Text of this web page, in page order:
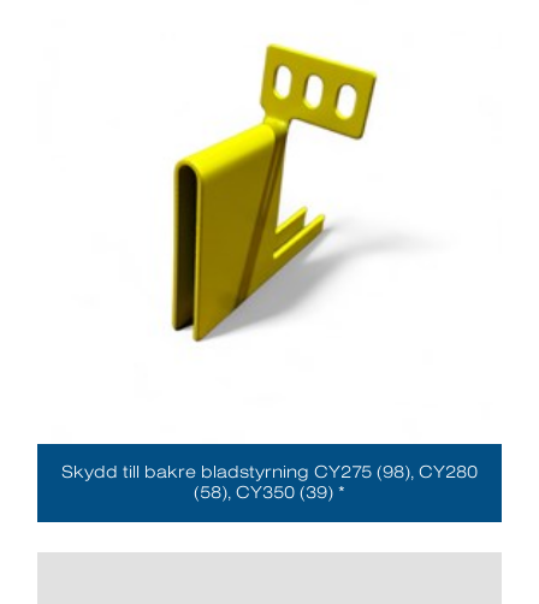
Skydd till bakre bladstyrning CY275 (98), CY280
(58), CY350 (39) *